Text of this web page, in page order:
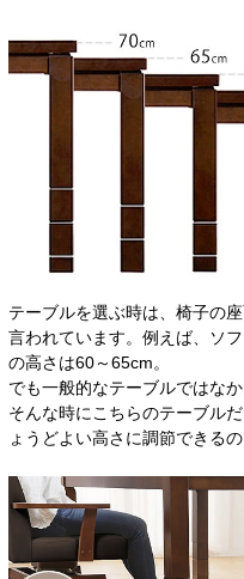
テーブルを選ぶ時は、椅子の
言われています。例えば、ソ
の高さは60～65cm。
でも一般的なテーブルではな
そんな時にこちらのテーブル
ょうどよい高さに調節できる